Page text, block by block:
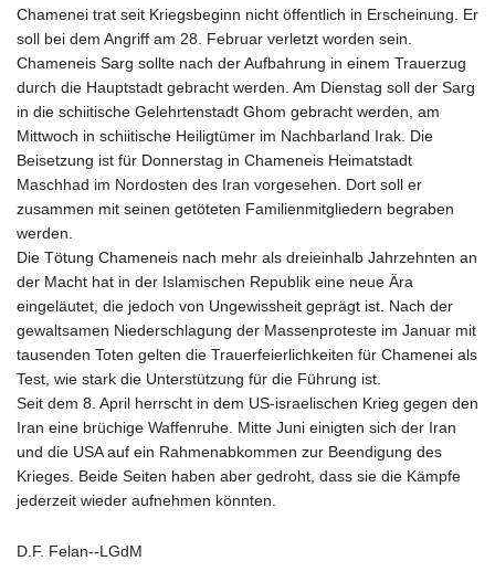
Chamenei trat seit Kriegsbeginn nicht öffentlich in Erscheinung. Er
soll bei dem Angriff am 28. Februar verletzt worden sein.
Chameneis Sarg sollte nach der Aufbahrung in einem Trauerzug
durch die Hauptstadt gebracht werden. Am Dienstag soll der Sarg
in die schiitische Gelehrtenstadt Ghom gebracht werden, am
Mittwoch in schiitische Heiligtümer im Nachbarland Irak. Die
Beisetzung ist für Donnerstag in Chameneis Heimatstadt
Maschhad im Nordosten des Iran vorgesehen. Dort soll er
zusammen mit seinen getöteten Familienmitgliedern begraben
werden.
Die Tötung Chameneis nach mehr als dreieinhalb Jahrzehnten an
der Macht hat in der Islamischen Republik eine neue Ära
eingeläutet, die jedoch von Ungewissheit geprägt ist. Nach der
gewaltsamen Niederschlagung der Massenproteste im Januar mit
tausenden Toten gelten die Trauerfeierlichkeiten für Chamenei als
Test, wie stark die Unterstützung für die Führung ist.
Seit dem 8. April herrscht in dem US-israelischen Krieg gegen den
Iran eine brüchige Waffenruhe. Mitte Juni einigten sich der Iran
und die USA auf ein Rahmenabkommen zur Beendigung des
Krieges. Beide Seiten haben aber gedroht, dass sie die Kämpfe
jederzeit wieder aufnehmen könnten.
D.F. Felan--LGdM